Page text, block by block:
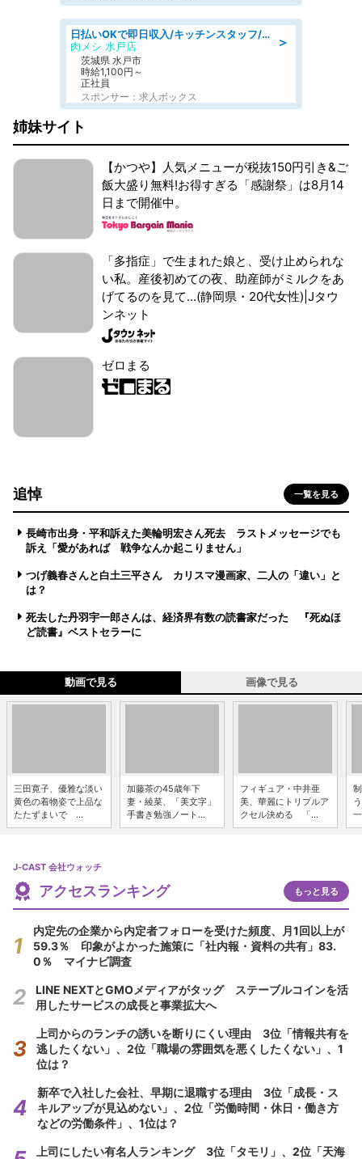
＞
日払いOKで即日収入/キッチンスタッフ/「原付免許必須」デリバリー業務など、自己成長可能な幅広い仕事に挑戦!髪型自由&ピアス・ネイルOK/茨城県/水戸市
肉メシ 水戸店
茨城県 水戸市
時給1,100円～
正社員
スポンサー：求人ボックス
姉妹サイト
【かつや】人気メニューが税抜150円引き&ご
飯大盛り無料!お得すぎる「感謝祭」は8月14
日まで開催中。
「多指症」で生まれた娘と、受け止められな
い私。産後初めての夜、助産師がミルクをあ
げてるのを見て...(静岡県・20代女性)|Jタウ
ンネット
ゼロまる
追悼 一覧を見る
長崎市出身・平和訴えた美輪明宏さん死去 ラストメッセージでも
訴え「愛があれば 戦争なんか起こりません」
つげ義春さんと白土三平さん カリスマ漫画家、二人の「違い」と
は？
死去した丹羽宇一郎さんは、経済界有数の読書家だった 『死ぬほ
ど読書』ベストセラーに
動画で見る 画像で見る
三田寛子、優雅な淡い
黄色の着物姿で上品な
たたずまいで ...
加藤茶の45歳年下
妻・綾菜、「美文字」
手書き勉強ノート...
フィギュア・中井亜
美、華麗にトリプルア
クセル決める 「...
J-CAST 会社ウォッチ
アクセスランキング もっと見る
内定先の企業から内定者フォローを受けた頻度、月1回以上が
59.3％ 印象がよかった施策に「社内報・資料の共有」83.
0％ マイナビ調査
LINE NEXTとGMOメディアがタッグ ステーブルコインを活
用したサービスの成長と事業拡大へ
上司からのランチの誘いを断りにくい理由 3位「情報共有を
逃したくない」、2位「職場の雰囲気を悪くしたくない」、1
位は？
新卒で入社した会社、早期に退職する理由 3位「成長・ス
キルアップが見込めない」、2位「労働時間・休日・働き方
などの労働条件」、1位は？
上司にしたい有名人ランキング 3位「タモリ」、2位「天海